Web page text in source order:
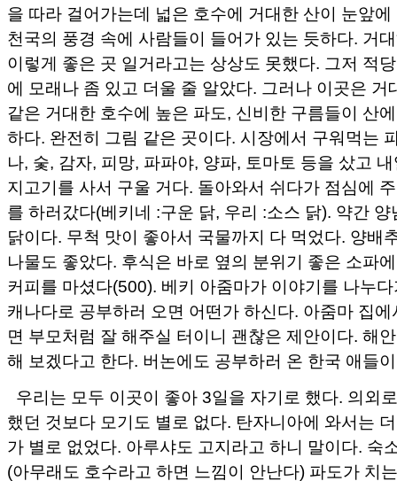
을 따라 걸어가는데 넓은 호수에 거대한 산이 눈앞
천국의 풍경 속에 사람들이 들어가 있는 듯하다. 거
이렇게 좋은 곳 일거라고는 상상도 못했다. 그저 적
에 모래나 좀 있고 더울 줄 알았다. 그러나 이곳은 거
같은 거대한 호수에 높은 파도, 신비한 구름들이 산
하다. 완전히 그림 같은 곳이다. 시장에서 구워먹는
나, 숯, 감자, 피망, 파파야, 양파, 토마토 등을 샀고
지고기를 사서 구울 거다. 돌아와서 쉬다가 점심에
를 하러갔다(베키네 :구운 닭, 우리 :소스 닭). 약간
닭이다. 무척 맛이 좋아서 국물까지 다 먹었다. 양배
나물도 좋았다. 후식은 바로 옆의 분위기 좋은 소파
커피를 마셨다(500). 베키 아줌마가 이야기를 나누
캐나다로 공부하러 오면 어떤가 하신다. 아줌마 집
면 부모처럼 잘 해주실 터이니 괜찮은 제안이다. 해
해 보겠다고 한다. 버논에도 공부하러 온 한국 애들
우리는 모두 이곳이 좋아 3일을 자기로 했다. 의외
했던 것보다 모기도 별로 없다. 탄자니아에 와서는
가 별로 없었다. 아루샤도 고지라고 하니 말이다. 숙
(아무래도 호수라고 하면 느낌이 안난다) 파도가 치